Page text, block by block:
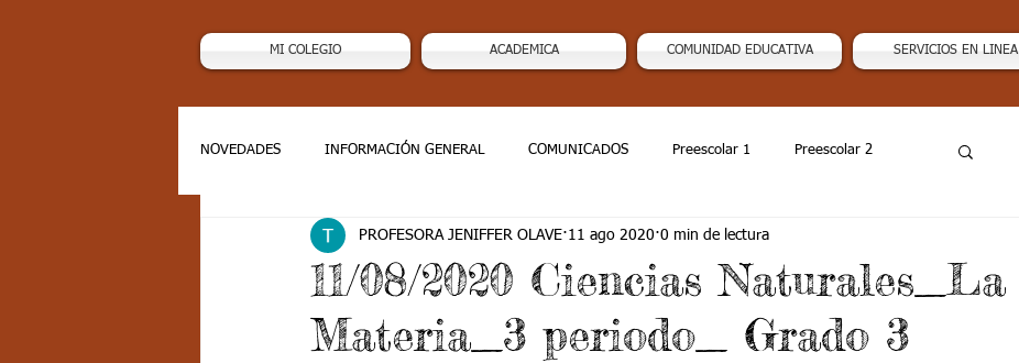
MI COLEGIO ACADEMICA COMUNIDAD EDUCATIVA SERVICIOS EN LINEA
NOVEDADES INFORMACIÓN GENERAL COMUNICADOS Preescolar 1 Preescolar 2
Grado 2 Grado 3 Grado 4 Grado 5 Grado 6
Grado 8 Grado 9 Grado 10 Grado 11
11/08/2020 Ciencias Naturales_La
Materia_3 periodo_ Grado 3
PROFESORA JENIFFER OLAVE 11 ago 2020 0 min de lectura